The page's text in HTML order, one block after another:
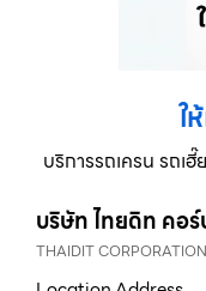
ใ
บริการรถเครน รถเ
บริษัท ไทยดิท คอร์
THAIDIT